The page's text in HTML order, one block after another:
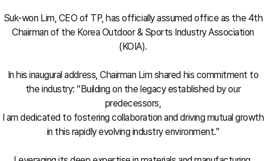
Suk-won Lim, CEO of TP, has officially assumed office as the 4th
Chairman of the Korea Outdoor & Sports Industry Association
(KOIA).
In his inaugural address, Chairman Lim shared his commitment to
the industry: “Building on the legacy established by our
predecessors,
I am dedicated to fostering collaboration and driving mutual growth
in this rapidly evolving industry environment.”